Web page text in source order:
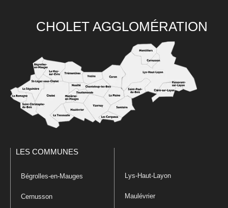
CHOLET AGGLOMÉRATION
LES COMMUNES
Bégrolles-en-Mauges
Cernusson
Lys-Haut-Layon
Maulévrier